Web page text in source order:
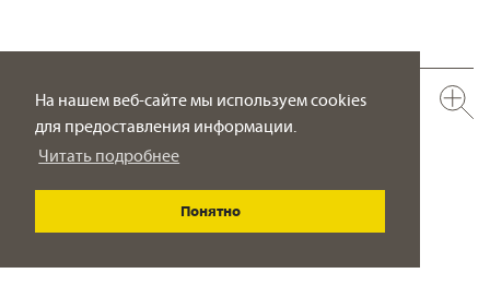
На нашем веб-сайте мы используем cookies
для предоставления информации.
Читать подробнее
Понятно
638.40.100.xxx-AA
Смеситель для ванны, монтаж на борт ванны ½“
вынос 225 мм